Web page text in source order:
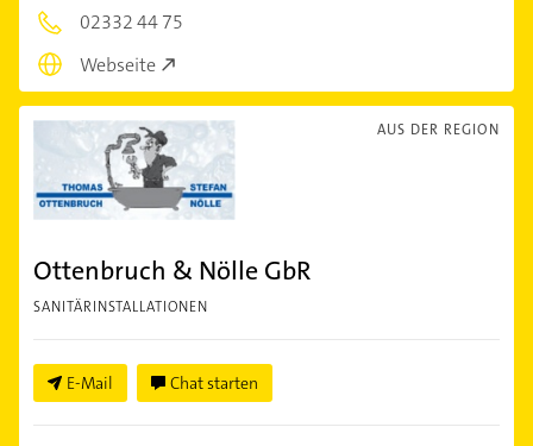
02332 44 75
Webseite
AUS DER REGION
Ottenbruch & Nölle GbR
SANITÄRINSTALLATIONEN
E-Mail Chat starten